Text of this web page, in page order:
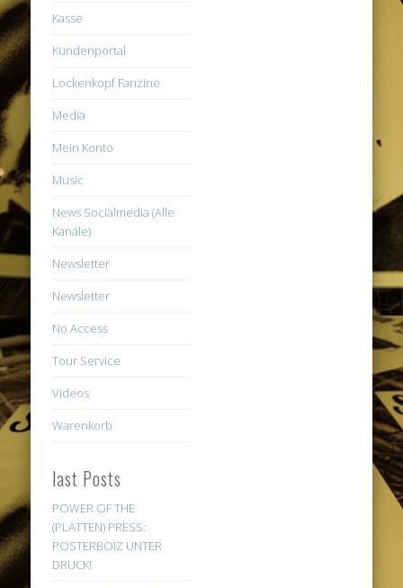
Kasse
Kundenportal
Lockenkopf Fanzine
Media
Mein Konto
Music
News Socialmedia (Alle
Kanäle)
Newsletter
Newsletter
No Access
Tour Service
Videos
Warenkorb
last Posts
POWER OF THE
(PLATTEN) PRESS:
POSTERBOIZ UNTER
DRUCK!